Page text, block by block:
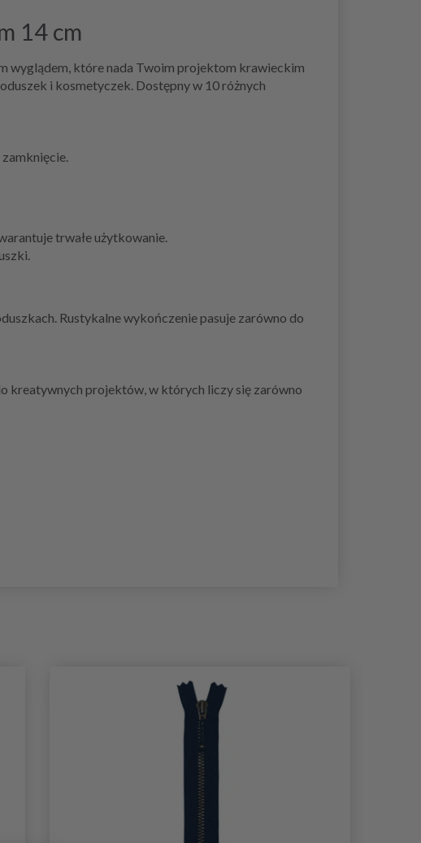
14 cm
wyglądem, które nada Twoim projektom krawieckim
i kosmetyczek. Dostępny w 10 różnych
trwałe użytkowanie.
Rustykalne wykończenie pasuje zarówno do
kreatywnych projektów, w których liczy się zarówno